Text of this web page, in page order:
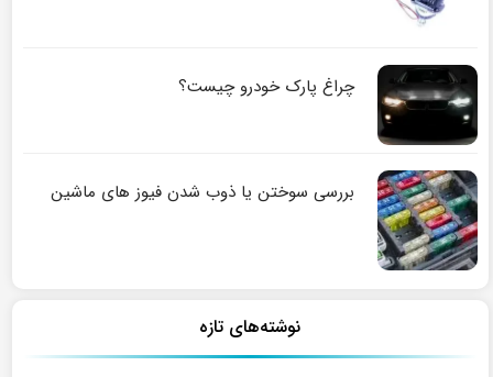
چراغ پارک خودرو چیست؟
بررسی سوختن یا ذوب شدن فیوز های ماشین
نوشته‌های تازه